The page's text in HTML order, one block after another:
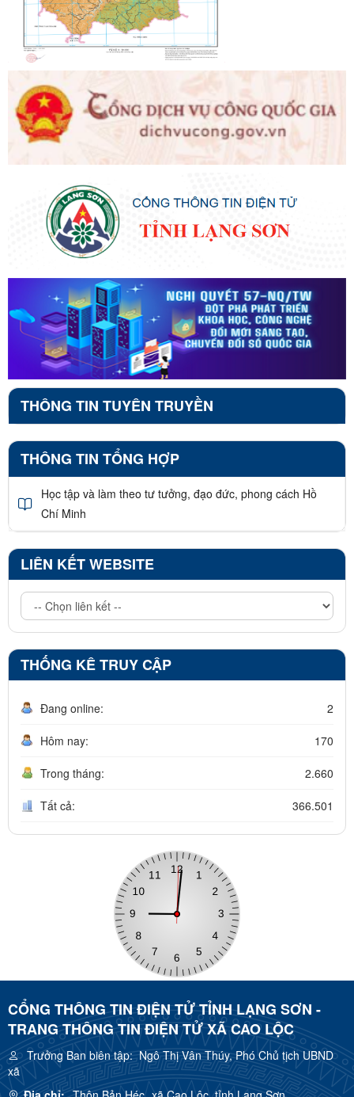
THÔNG TIN TUYÊN TRUYỀN
THÔNG TIN TỔNG HỢP
Học tập và làm theo tư tưởng, đạo đức, phong cách Hồ
Chí Minh
LIÊN KẾT WEBSITE
THỐNG KÊ TRUY CẬP
Đang online: 2
Hôm nay: 170
Trong tháng: 2.660
Tất cả: 366.501
CỔNG THÔNG TIN ĐIỆN TỬ TỈNH LẠNG SƠN -
TRANG THÔNG TIN ĐIỆN TỬ XÃ CAO LỘC
Trưởng Ban biên tập:Ngô Thị Vân Thúy, Phó Chủ tịch UBND
xã